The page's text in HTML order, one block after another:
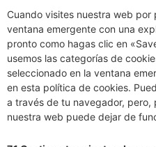
Cuando visites nuestra web
ventana emergente con una
pronto como hagas clic en
usemos las categorías de
seleccionado en la ventana
en esta política de cookies.
a través de tu navegador, pero,
nuestra web puede dejar de